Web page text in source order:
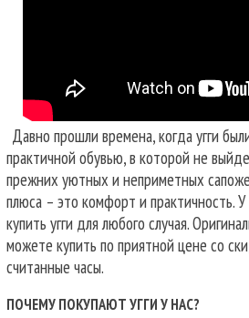
Давно прошли времена, когда угги
практичной обувью, в которой не
прежних уютных и неприметных
плюса – это комфорт и практичность.
купить угги для любого случая.
можете купить по приятной цене со
считанные часы.
ПОЧЕМУ ПОКУПАЮТ УГГИ У НАС?